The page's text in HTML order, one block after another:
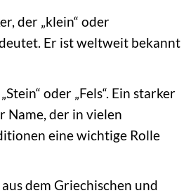
der „klein“ oder
Er ist weltweit bekannt
oder „Fels“. Ein starker
Name, der in vielen
eine wichtige Rolle
dem Griechischen und